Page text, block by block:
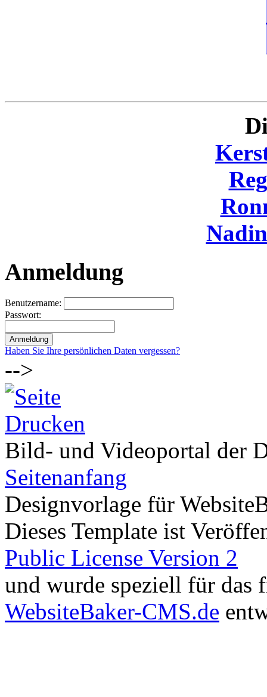
Anmeldung
Benutzername:
Passwort:
Haben Sie Ihre persönlichen Daten vergessen?
-->
Bild- und Videoportal der
Seitenanfang
Designvorlage für
Dieses Template ist
Public License Version 2
und wurde speziell für das
WebsiteBaker-CMS.de